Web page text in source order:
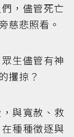
，儘管死亡
慈悲照看。
生儘管有神
攫掠？
與寬赦、救
種種徵逐與